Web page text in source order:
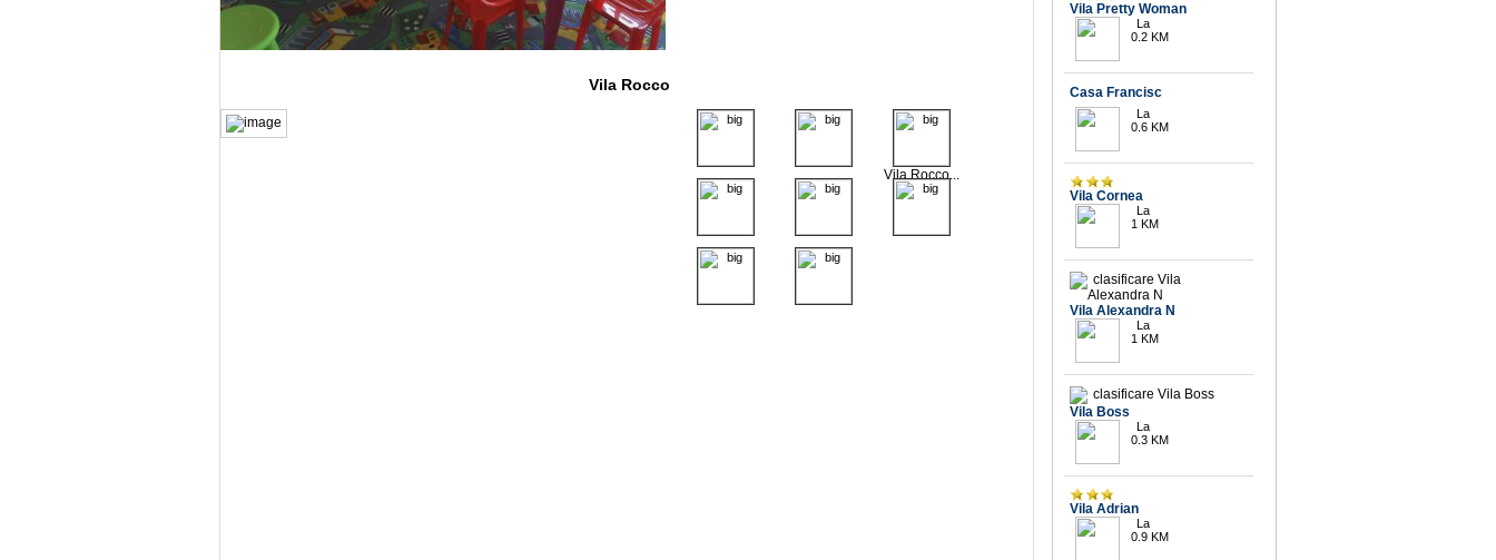
Vila Rocco
Vila Rocco...
Vila Pretty Woman
La
0.2 KM
Casa Francisc
La
0.6 KM
Vila Cornea
La
1 KM
Vila Alexandra N
La
1 KM
Vila Boss
La
0.3 KM
Vila Adrian
La
0.9 KM